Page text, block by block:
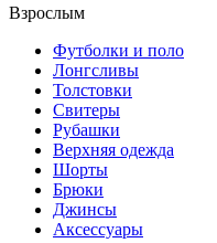
Взрослым
Футболки и поло
Лонгсливы
Толстовки
Свитеры
Рубашки
Верхняя одежда
Шорты
Брюки
Джинсы
Аксессуары